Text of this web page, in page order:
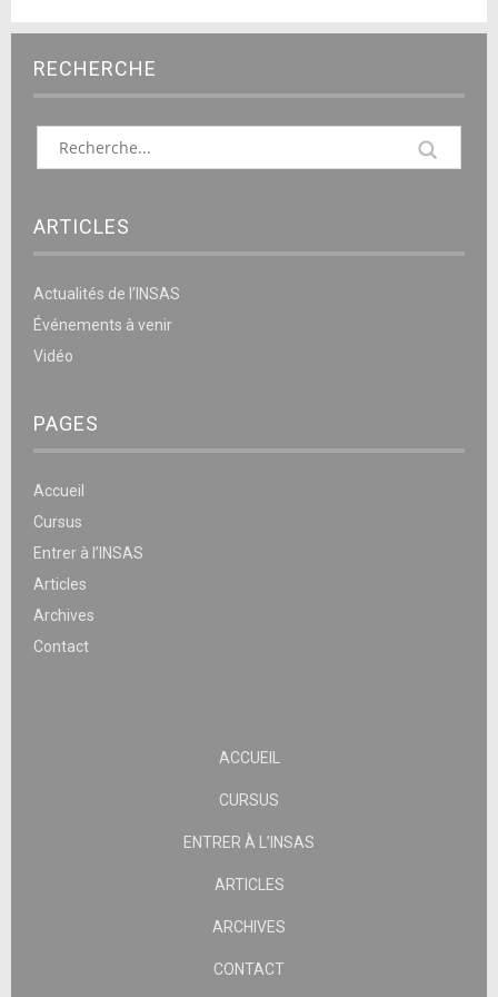
RECHERCHE
ARTICLES
Actualités de l’INSAS
Événements à venir
Vidéo
PAGES
Accueil
Cursus
Entrer à l’INSAS
Articles
Archives
Contact
ACCUEIL
CURSUS
ENTRER À L’INSAS
ARTICLES
ARCHIVES
CONTACT